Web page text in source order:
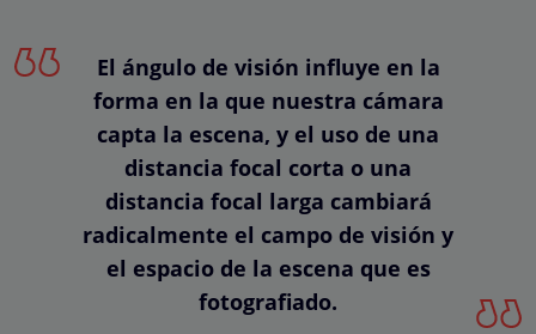
El ángulo de visión influye en la
forma en la que nuestra cámara
capta la escena, y el uso de una
distancia focal corta o una
distancia focal larga cambiará
radicalmente el campo de visión y
el espacio de la escena que es
fotografiado.